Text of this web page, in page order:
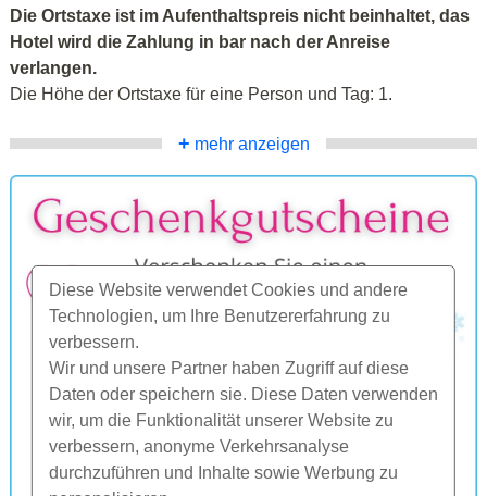
Diese Website verwendet Cookies und andere
Technologien, um Ihre Benutzererfahrung zu
verbessern.
Wir und unsere Partner haben Zugriff auf diese
Daten oder speichern sie. Diese Daten verwenden
wir, um die Funktionalität unserer Website zu
verbessern, anonyme Verkehrsanalyse
durchzuführen und Inhalte sowie Werbung zu
Die Ortstaxe ist im Aufenthaltspreis nicht beinhaltet, das
Hotel wird die Zahlung in bar nach der Anreise
verlangen.
Die Höhe der Ortstaxe für eine Person und Tag: 1.
+ mehr anzeigen